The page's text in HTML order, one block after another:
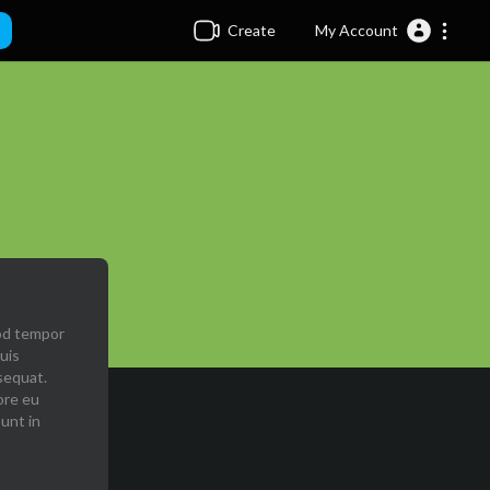
Create My Account
tempor
eu
in